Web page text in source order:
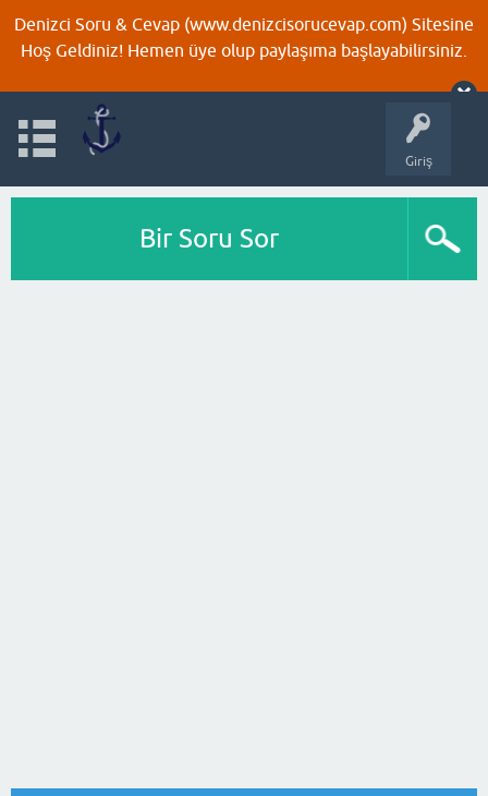
Denizci Soru & Cevap (www.denizcisorucevap.com) Sitesine
Hoş Geldiniz! Hemen üye olup paylaşıma başlayabilirsiniz.
Giriş
Bir Soru Sor